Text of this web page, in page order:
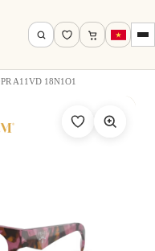
A11VD 18N1O1